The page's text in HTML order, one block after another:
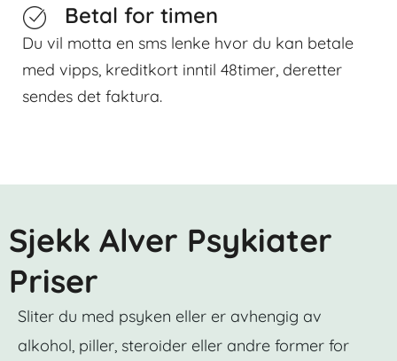
Betal for timen
Du vil motta en sms lenke hvor du kan betale
med vipps, kreditkort inntil 48timer, deretter
sendes det faktura.
Sjekk Alver Psykiater
Priser
Sliter du med psyken eller er avhengig av
alkohol, piller, steroider eller andre former for